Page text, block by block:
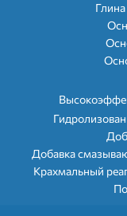
Добавка
Крахмальный